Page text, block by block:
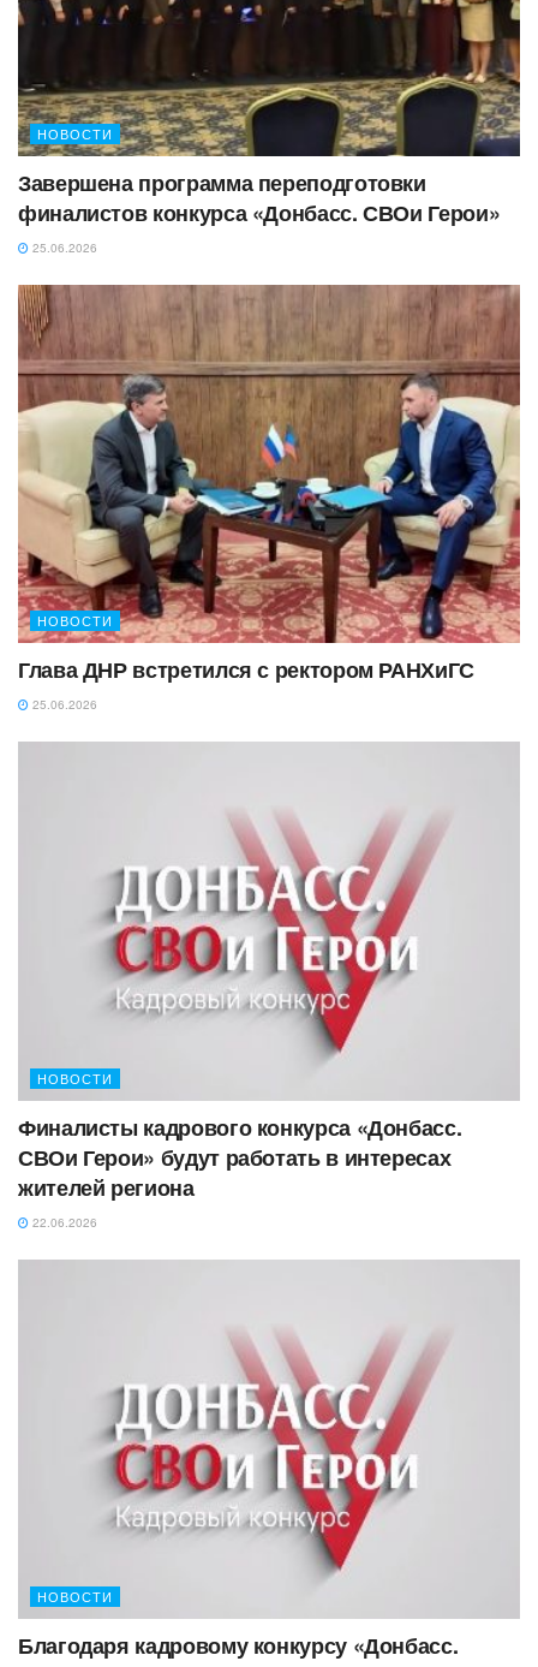
НОВОСТИ
Завершена программа переподготовки
финалистов конкурса «Донбасс. СВОи Герои»
25.06.2026
НОВОСТИ
Глава ДНР встретился с ректором РАНХиГС
25.06.2026
НОВОСТИ
Финалисты кадрового конкурса «Донбасс.
СВОи Герои» будут работать в интересах
жителей региона
22.06.2026
НОВОСТИ
Благодаря кадровому конкурсу «Донбасс.